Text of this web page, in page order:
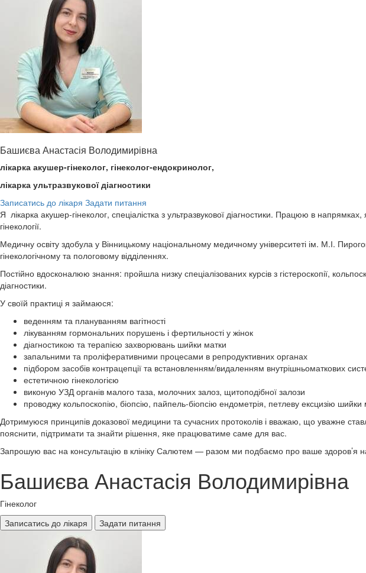
Башиєва Анастасія Володимирівна
лікарка акушер-гінеколог, гінеколог-ендокринолог,
лікарка ультразвукової діагностики
Записатись до лікаря Задати питання
Я лікарка акушер-гінеколог, спеціалістка з ультразвукової діагностики. Працюю в
гінекології.
Медичну освіту здобула у Вінницькому національному медичному університеті ім. М.І.
гінекологічному та пологовому відділеннях.
Постійно вдосконалюю знання: пройшла низку спеціалізованих курсів з гістероскопії,
діагностики.
У своїй практиці я займаюся:
веденням та плануванням вагітності
лікуванням гормональних порушень і фертильності у жінок
діагностикою та терапією захворювань шийки матки
запальними та проліферативними процесами в репродуктивних органах
підбором засобів контрацепції та встановленням/видаленням внутрішньоматкових
естетичною гінекологією
виконую УЗД органів малого таза, молочних залоз, щитоподібної залози
проводжу кольпоскопію, біопсію, пайпель-біопсію ендометрія, петлеву ексцизію шийки
Дотримуюся принципів доказової медицини та сучасних протоколів і вважаю, що уважне
пояснити, підтримати та знайти рішення, яке працюватиме саме для вас.
Запрошую вас на консультацію в клініку Салютем — разом ми подбаємо про ваше здоров’я
Башиєва Анастасія Володимирівна
Гінеколог
Записатись до лікаря
Задати питання